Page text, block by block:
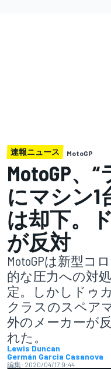
速報ニュース MotoGP
MotoGP、
にマシン1
は却下。
が反対
MotoGPは新型コ
的な圧力への対
定。しかしドゥ
クラスのスペア
外のメーカーが
れた。
Lewis Duncan
Germán Garcia Casanova
編集: 2020/04/17 9:44